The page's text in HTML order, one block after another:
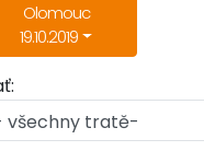
Olomouc
19.10.2019